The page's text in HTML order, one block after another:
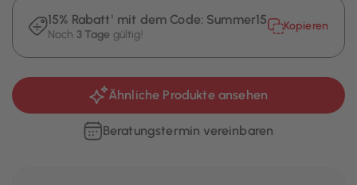
15% Rabatt¹ mit dem Code: Summer15
Noch 3 Tage gültig!
Kopieren
Ähnliche Produkte ansehen
Beratungstermin vereinbaren